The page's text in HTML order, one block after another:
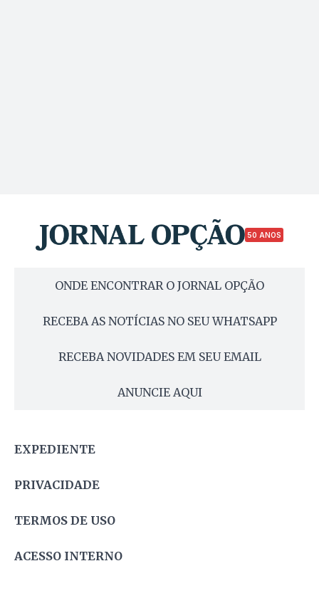
50 ANOS
ONDE ENCONTRAR O JORNAL OPÇÃO
RECEBA AS NOTÍCIAS NO SEU WHATSAPP
RECEBA NOVIDADES EM SEU EMAIL
ANUNCIE AQUI
EXPEDIENTE
PRIVACIDADE
TERMOS DE USO
ACESSO INTERNO